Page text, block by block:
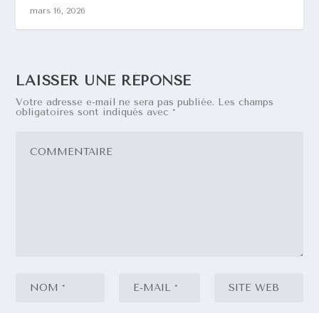
mars 16, 2026
LAISSER UNE RÉPONSE
Votre adresse e-mail ne sera pas publiée. Les champs
obligatoires sont indiqués avec *